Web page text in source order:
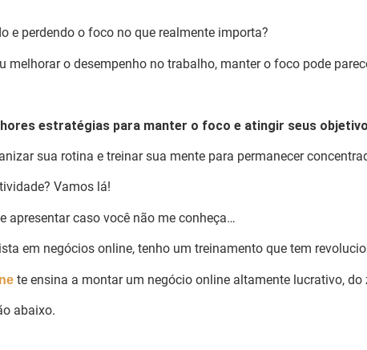
e perdendo o foco no que realmente importa?
melhorar o desempenho no trabalho, manter o foco pode
estratégias para manter o foco e atingir seus
sua rotina e treinar sua mente para permanecer
Vamos lá!
apresentar caso você não me conheça…
em negócios online, tenho um treinamento que tem
te ensina a montar um negócio online altamente lucrativo, do
abaixo.